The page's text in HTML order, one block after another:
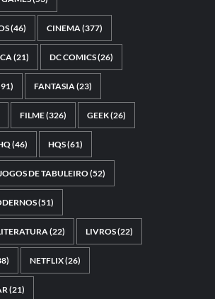
(46) CINEMA (377)
(21) DC COMICS(26)
FANTASIA (23)
FILME(326) GEEK(26)
(46) HQS(61)
JOGOS DE TABULEIRO(52)
(51)
(22) LIVROS(22)
NETFLIX(26)
(21)